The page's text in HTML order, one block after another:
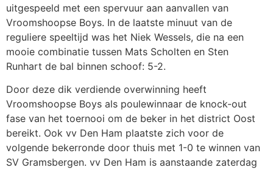
uitgespeeld met een spervuur aan aanvallen van
Vroomshoopse Boys. In de laatste minuut van de
reguliere speeltijd was het Niek Wessels, die na een
mooie combinatie tussen Mats Scholten en Sten
Runhart de bal binnen schoof: 5-2.
Door deze dik verdiende overwinning heeft
Vroomshoopse Boys als poulewinnaar de knock-out
fase van het toernooi om de beker in het district Oost
bereikt. Ook vv Den Ham plaatste zich voor de
volgende bekerronde door thuis met 1-0 te winnen van
SV Gramsbergen. vv Den Ham is aanstaande zaterdag